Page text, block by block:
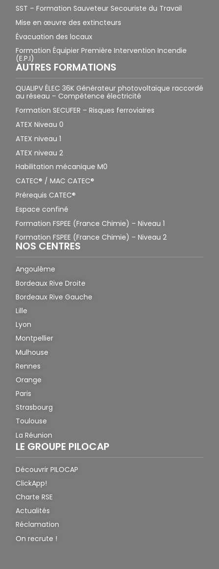
SST – Formation Sauveteur Secouriste du Travail
Mise en œuvre des extincteurs
Évacuation des locaux
Formation Équipier Première Intervention Incendie
(E.P.I)
AUTRES FORMATIONS
QUALIPV ÉLEC 36K Générateur photovoltaïque raccordé
au réseau – Compétence électricité
Formation SECUFER – Risques ferroviaires
ATEX Niveau 0
ATEX niveau 1
ATEX niveau 2
Habilitation mécanique M0
CATEC® / MAC CATEC®
Prérequis CATEC®
Espace confiné
Formation FSPEE (France Chimie) – Niveau 1
Formation FSPEE (France Chimie) – Niveau 2
NOS CENTRES
Angoulême
Bordeaux Rive Droite
Bordeaux Rive Gauche
Lille
Lyon
Montpellier
Mulhouse
Rennes
Orange
Paris
Strasbourg
Toulouse
La Réunion
LE GROUPE PILOCAP
Découvrir PILOCAP
ClickApp!
Charte RSE
Actualités
Réclamation
On recrute !